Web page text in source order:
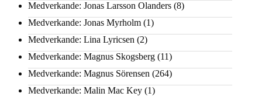
Medverkande: Jonas Larsson Olanders (8)
Medverkande: Jonas Myrholm (1)
Medverkande: Lina Lyricsen (2)
Medverkande: Magnus Skogsberg (11)
Medverkande: Magnus Sörensen (264)
Medverkande: Malin Mac Key (1)